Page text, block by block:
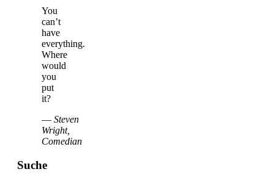
You
can’t
have
everything.
Where
would
you
put
it?
— Steven
Wright,
Comedian
Suche